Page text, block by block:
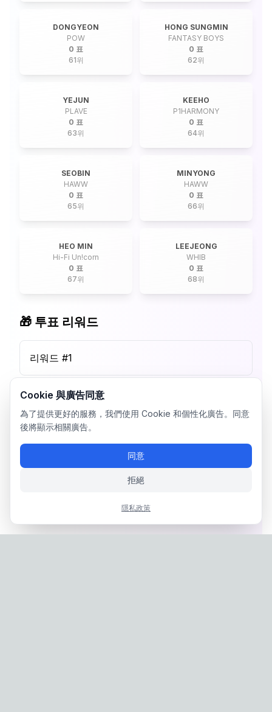
DONGYEON
POW
0 표
61위
HONG SUNGMIN
FANTASY BOYS
0 표
62위
YEJUN
PLAVE
0 표
63위
KEEHO
P1HARMONY
0 표
64위
SEOBIN
HAWW
0 표
65위
MINYONG
HAWW
0 표
66위
HEO MIN
Hi-Fi Un!corn
0 표
67위
LEEJEONG
WHIB
0 표
68위
🎁 투표 리워드
리워드 #1
Cookie 與廣告同意
為了提供更好的服務，我們使用 Cookie 和個性化廣告。同意
後將顯示相關廣告。
同意
拒絕
隱私政策